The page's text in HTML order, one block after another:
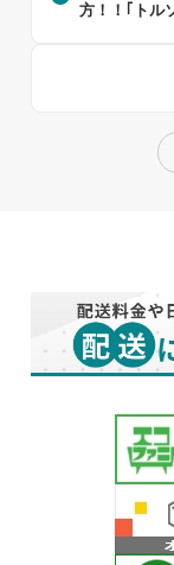
方！！｢トル